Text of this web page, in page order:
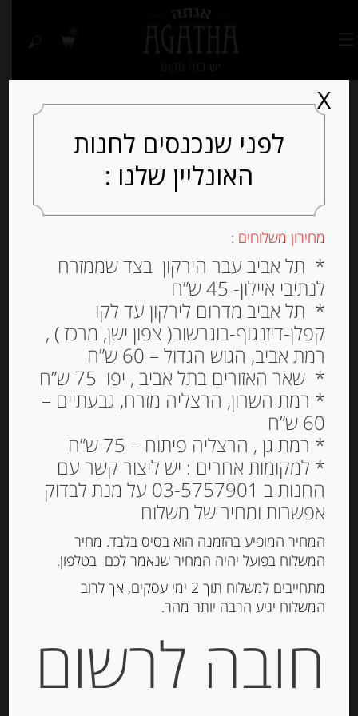
Out of
גבינה בשלה קממבר 26%
שומן 250 גרם Paysan
Breton Le Camembert
Pays
₪44.00
המלאי אזל
קטגוריות:
גבינות ארוזות
גבינות רכות
תגיות:גבינה בשלה ,גבינת קממבר
לפני שנכנסים לחנות
האונליין שלנו :
מחירון משלוחים :
* תל אביב עבר הירקון בצד שממזרח
לנתיבי איילון- 45 ש”ח
* תל אביב מדרום לירקון עד לקו
קפלן-דיזנגוף-בוגרשוב( צפון ישן, מרכז ) ,
רמת אביב, הגוש הגדול – 60 ש”ח
* שאר האזורים בתל אביב , יפו 75 ש”ח
* רמת השרון, הרצליה מזרח, גבעתיים –
60 ש”ח
* רמת גן , הרצליה פיתוח – 75 ש”ח
* למקומות אחרים : יש ליצור קשר עם
החנות ב 03-5757901 על מנת לבדוק
אפשרות ומחיר של משלוח
המחיר המופיע בהזמנה הוא בסיס בלבד. מחיר
המשלוח בפועל יהיה המחיר שנאמר לכם בטלפון.
מתחייבים למשלוח תוך 2 ימי עסקים, אך לרוב
המשלוח יגיע הרבה יותר מהר.
חובה לרשום
X